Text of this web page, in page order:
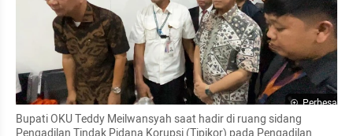
Perbesar
Bupati OKU Teddy Meilwansyah saat hadir di ruang sidang